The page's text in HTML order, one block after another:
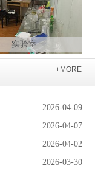
实验室
+MORE
2026-04-09
2026-04-07
2026-04-02
2026-03-30